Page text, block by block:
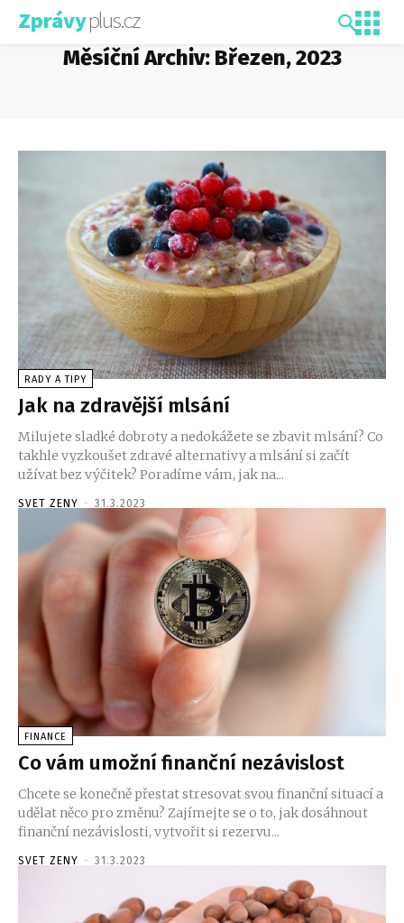
Zprávyplus.cz
Měsíční Archiv: Březen, 2023
RADY A TIPY
Jak na zdravější mlsání
Milujete sladké dobroty a nedokážete se zbavit mlsání? Co
takhle vyzkoušet zdravé alternativy a mlsání si začít
užívat bez výčitek? Poradíme vám, jak na...
SVET ZENY - 31.3.2023
FINANCE
Co vám umožní finanční nezávislost
Chcete se konečně přestat stresovat svou finanční situací a
udělat něco pro změnu? Zajímejte se o to, jak dosáhnout
finanční nezávislosti, vytvořit si rezervu...
SVET ZENY - 31.3.2023